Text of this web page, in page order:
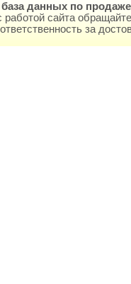
данных по
работой сайта
за